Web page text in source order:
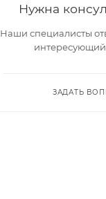
Нужна
Наши специалисты
ЗАДАТЬ